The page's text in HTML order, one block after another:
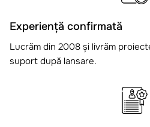
Experiență confirmată
Lucrăm din 2008 și livrăm
suport după lansare.